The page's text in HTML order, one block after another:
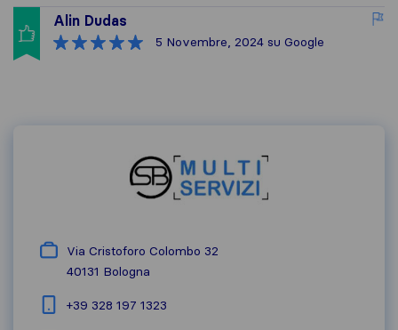
Alin Dudas
5 Novembre, 2024 su Google
Via Cristoforo Colombo 32
40131 Bologna
+39 328 197 1323